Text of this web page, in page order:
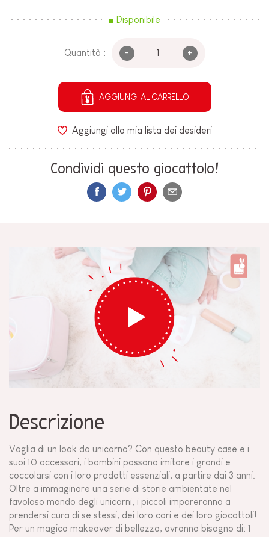
Disponibile
Quantità : - +
AGGIUNGI AL CARRELLO
Aggiungi alla mia lista dei desideri
Condividi questo giocattolo!
Descrizione
Voglia di un look da unicorno? Con questo beauty case e i
suoi 10 accessori, i bambini possono imitare i grandi e
coccolarsi con i loro prodotti essenziali, a partire dai 3 anni.
Oltre a immaginare una serie di storie ambientate nel
favoloso mondo degli unicorni, i piccoli impareranno a
prendersi cura di se stessi, dei loro cari e dei loro giocattoli!
Per un magico makeover di bellezza, avranno bisogno di: 1